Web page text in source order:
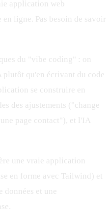
application web
ligne. Pas besoin de savoir
du "vibe coding" : on
qu'en écrivant du code
se construire en
des ajustements ("change
page contact"), et l'IA
une vraie application
en forme avec Tailwind) et
données et une